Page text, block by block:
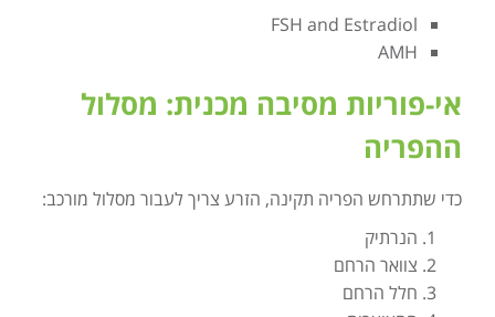
FSH and Estradiol
AMH
אי-פוריות מסיבה מכנית: מסלול
ההפריה
כדי שתתרחש הפריה תקינה, הזרע צריך לעבור מסלול מורכב:
הנרתיק
צוואר הרחם
חלל הרחם